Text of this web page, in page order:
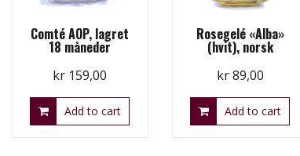
Comté AOP, lagret
18 måneder
kr 159,00
Add to cart
Rosegelé «Alba»
(hvit), norsk
kr89,00
Add to cart